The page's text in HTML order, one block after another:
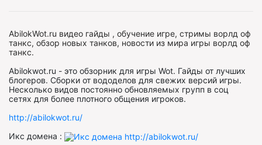
AbilokWot.ru видео гайды , обучение игре, стримы ворлд оф
танкс, обзор новых танков, новости из мира игры ворлд оф
танкс.
Abilokwot.ru - это обзорник для игры Wot. Гайды от лучших
блогеров. Сборки от вододелов для свежих версий игры.
Несколько видов постоянно обновляемых групп в соц
сетях для более плотного общения игроков.
http://abilokwot.ru/
Икс домена :